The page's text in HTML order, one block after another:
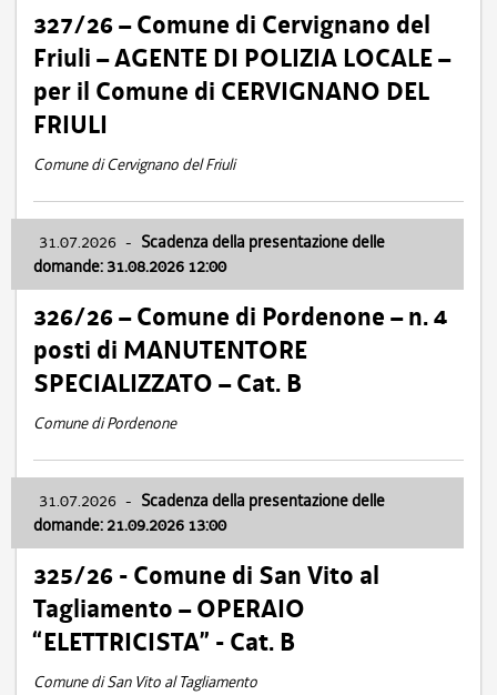
327/26 – Comune di Cervignano del
Friuli – AGENTE DI POLIZIA LOCALE –
per il Comune di CERVIGNANO DEL
FRIULI
Comune di Cervignano del Friuli
31.07.2026 - Scadenza della presentazione delle
domande: 31.08.2026 12:00
326/26 – Comune di Pordenone – n. 4
posti di MANUTENTORE
SPECIALIZZATO – Cat. B
Comune di Pordenone
31.07.2026 - Scadenza della presentazione delle
domande: 21.09.2026 13:00
325/26 - Comune di San Vito al
Tagliamento – OPERAIO
“ELETTRICISTA” - Cat. B
Comune di San Vito al Tagliamento